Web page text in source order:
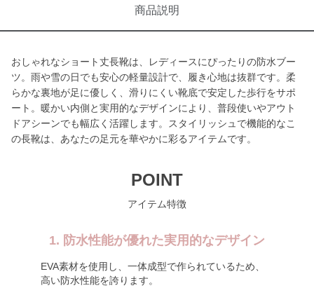
商品説明
おしゃれなショート丈長靴は、レディースにぴったりの防水ブー
ツ。雨や雪の日でも安心の軽量設計で、履き心地は抜群です。柔
らかな裏地が足に優しく、滑りにくい靴底で安定した歩行をサポ
ート。暖かい内側と実用的なデザインにより、普段使いやアウト
ドアシーンでも幅広く活躍します。スタイリッシュで機能的なこ
の長靴は、あなたの足元を華やかに彩るアイテムです。
POINT
アイテム特徴
1. 防水性能が優れた実用的なデザイン
EVA素材を使用し、一体成型で作られているため、
高い防水性能を誇ります。